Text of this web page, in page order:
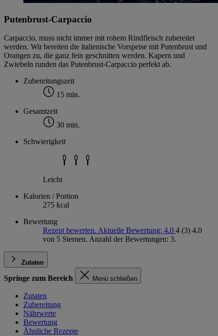
Putenbrust-Carpaccio
Carpaccio, muss nicht immer mit rohem Rindfleisch zubereitet
werden. Wir bereiten die italienische Vorspeise mit Putenbrust und
Orangen zu, die ganz fein geschnitten werden. Kapern und
Zwiebeln runden das Putenbrust-Carpaccio perfekt ab.
Zubereitungszeit
15 min.
Gesamtzeit
30 min.
Schwierigkeit
Leicht
Kalorien / Portion
275 kcal
Bewertung
Rezept bewerten. Aktuelle Bewertung: 4.0 4 (3) 4.0
von 5 Sternen. Anzahl der Bewertungen: 3.
Zutaten
Springe zum Bereich Menü schließen
Zutaten
Zubereitung
Nährwerte
Bewertung
Ähnliche Rezepte